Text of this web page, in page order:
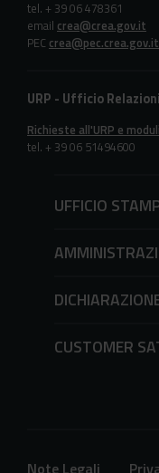
tel. + 39 06 478361
email crea@crea.gov.it
PEC crea@pec.crea.gov.it
URP - Ufficio
Richieste all'URP e
tel. + 39 06 51494600
UFFICIO
CUSTOMER
Note Legali